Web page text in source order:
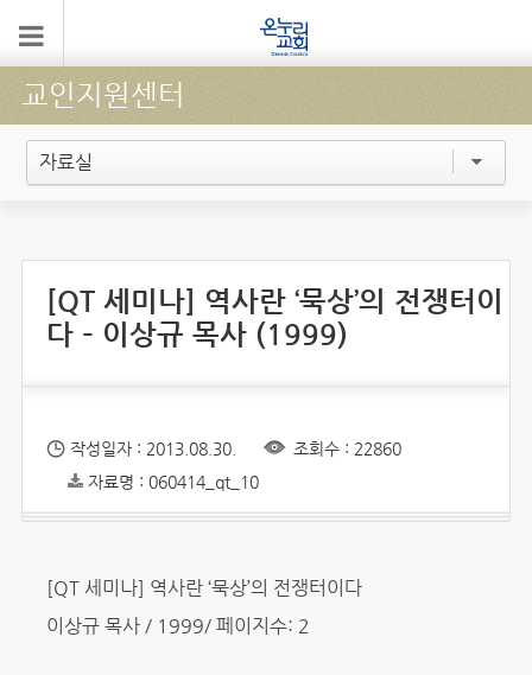
교인지원센터
자료실
[QT 세미나] 역사란 ‘묵상’의 전쟁터이
다 – 이상규 목사 (1999)
작성일자 : 2013.08.30.
조회수 : 22860
자료명 : 060414_qt_10
[QT 세미나] 역사란 ‘묵상’의 전쟁터이다
이상규 목사 / 1999/ 페이지수: 2